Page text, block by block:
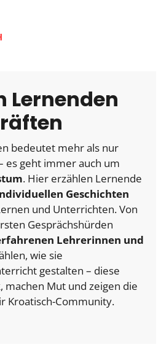
Lernenden
bedeutet mehr als nur
es geht immer auch um
. Hier erzählen Lernende
Geschichten
und Unterrichten. Von
Gesprächshürden
Lehrerinnen und
wie sie
gestalten – diese
machen Mut und zeigen die
Kroatisch-Community.